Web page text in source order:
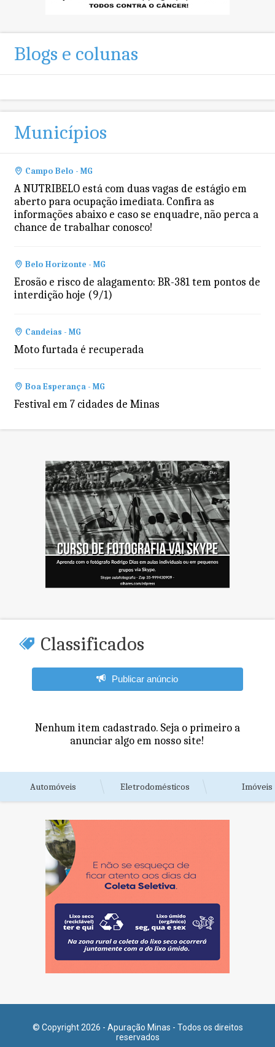
Blogs e colunas
Municípios
Campo Belo - MG
A NUTRIBELO está com duas vagas de estágio em
aberto para ocupação imediata. Confira as
informações abaixo e caso se enquadre, não perca a
chance de trabalhar conosco!
Belo Horizonte - MG
Erosão e risco de alagamento: BR-381 tem pontos de
interdição hoje (9/1)
Candeias - MG
Moto furtada é recuperada
Boa Esperança - MG
Festival em 7 cidades de Minas
Classificados
Publicar anúncio
Nenhum item cadastrado. Seja o primeiro a
anunciar algo em nosso site!
Automóveis Eletrodomésticos Imóveis
© Copyright 2026 - Apuração Minas - Todos os direitos
reservados